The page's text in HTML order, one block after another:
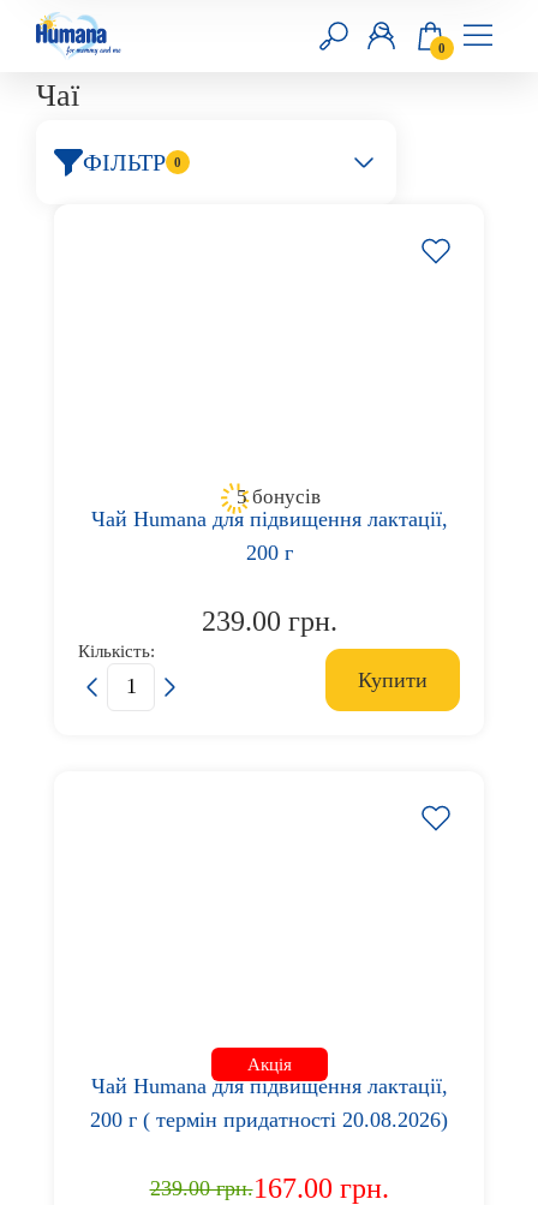
0
RUUA
Чаї
ФІЛЬТР 0
5 бонусів
Чай Humana для підвищення лактації,
200 г
239.00 грн.
Кількість:
Купити
Акція
Чай Humana для підвищення лактації,
200 г ( термін придатності 20.08.2026)
239.00 грн.167.00 грн.